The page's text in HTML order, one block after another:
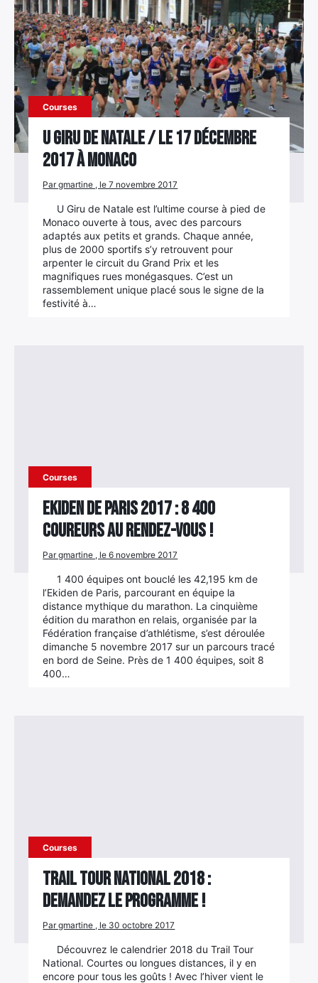
Courses
U Giru de Natale / le 17 décembre
2017 à Monaco
Par gmartine , le 7 novembre 2017
U Giru de Natale est l’ultime course à pied de
Monaco ouverte à tous, avec des parcours
adaptés aux petits et grands. Chaque année,
plus de 2000 sportifs s’y retrouvent pour
arpenter le circuit du Grand Prix et les
magnifiques rues monégasques. C’est un
rassemblement unique placé sous le signe de la
festivité à…
Courses
Ekiden de Paris 2017 : 8 400
coureurs au rendez-vous !
Par gmartine , le 6 novembre 2017
1 400 équipes ont bouclé les 42,195 km de
l’Ekiden de Paris, parcourant en équipe la
distance mythique du marathon. La cinquième
édition du marathon en relais, organisée par la
Fédération française d’athlétisme, s’est déroulée
dimanche 5 novembre 2017 sur un parcours tracé
en bord de Seine. Près de 1 400 équipes, soit 8
400…
Courses
Trail Tour National 2018 :
demandez le programme !
Par gmartine , le 30 octobre 2017
Découvrez le calendrier 2018 du Trail Tour
National. Courtes ou longues distances, il y en
encore pour tous les goûts ! Avec l’hiver vient le
Rechercher
: